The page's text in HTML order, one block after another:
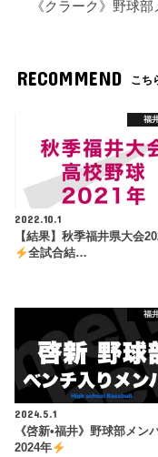
《クラーク》野球
RECOMMEND こち
福
2022.10.1
【結果】秋季福井県大会
全試合結…
福
2024.5.1
《啓新•福井》野球部メン
2024年